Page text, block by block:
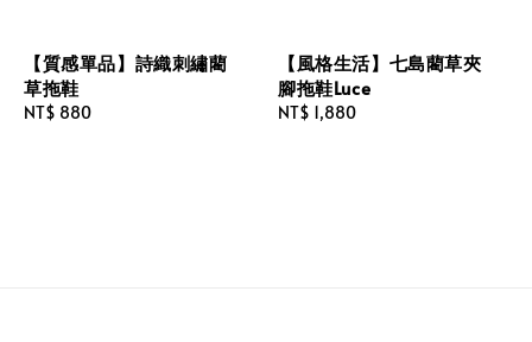
【質感單品】詩織刺繡藺
草拖鞋
Regular
NT$ 880
【風格生活】七島藺草夾
腳拖鞋Luce
Regular
NT$ 1,880